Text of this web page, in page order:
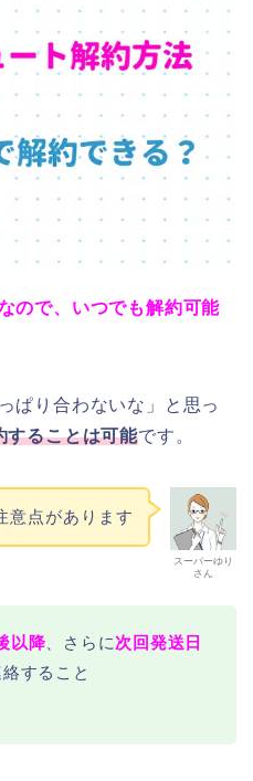
ので、いつでも解約可能
ぱり合わないな」と思っ
することは可能です。
スーパーゆり
さん
意点があります
以降、さらに次回発送日
すること